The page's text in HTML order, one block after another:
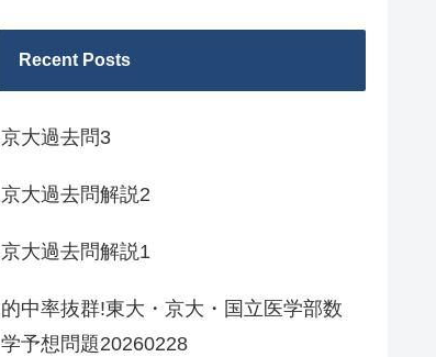
Recent Posts
京大過去問3
京大過去問解説2
京大過去問解説1
的中率抜群!東大・京大・国立医学部数
学予想問題20260228